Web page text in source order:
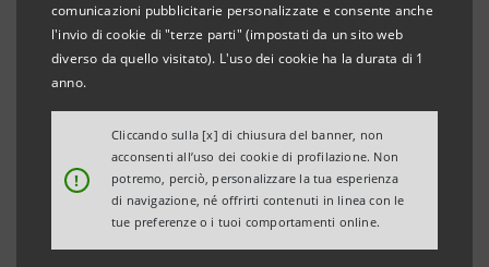
comunicazioni pubblicitarie personalizzate e consente anche
l'invio di cookie di "terze parti" (impostati da un sito web
diverso da quello visitato). L'uso dei cookie ha la durata di 1
anno.
!
Cliccando sulla [x] di chiusura del banner, non
acconsenti all’uso dei cookie di profilazione. Non
potremo, perciò, personalizzare la tua esperienza
di navigazione, né offrirti contenuti in linea con le
tue preferenze o i tuoi comportamenti online.
Gestione sostenibile
dell’acqua: accordo con
Acea e €20 mld per
investimenti